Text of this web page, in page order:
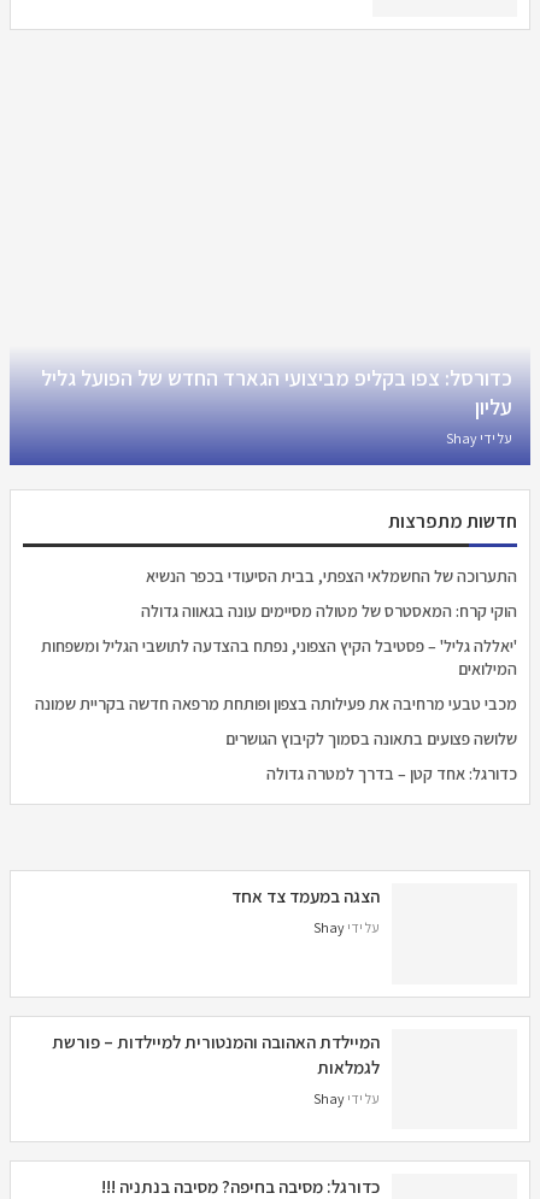
כדורסל: צפו בקליפ מביצועי הגארד החדש של הפועל גליל
עליון
על ידי Shay
חדשות מתפרצות
התערוכה של החשמלאי הצפתי, בבית הסיעודי בכפר הנשיא
הוקי קרח: המאסטרס של מטולה מסיימים עונה בגאווה גדולה
'יאללה גליל' – פסטיבל הקיץ הצפוני, נפתח בהצדעה לתושבי הגליל ומשפחות
המילואים
מכבי טבעי מרחיבה את פעילותה בצפון ופותחת מרפאה חדשה בקריית שמונה
שלושה פצועים בתאונה בסמוך לקיבוץ הגושרים
כדורגל: אחד קטן – בדרך למטרה גדולה
הצגה במעמד צד אחד
על ידי Shay
המיילדת האהובה והמנטורית למיילדות – פורשת
לגמלאות
על ידי Shay
כדורגל: מסיבה בחיפה? מסיבה בנתניה !!!